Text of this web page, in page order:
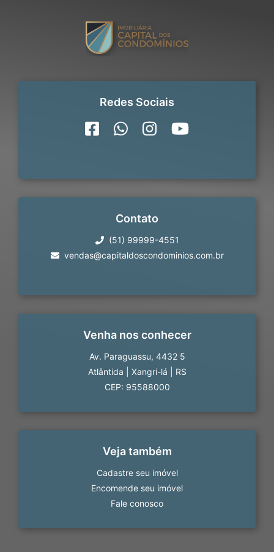
Redes Sociais
Contato
(51) 99999-4551
vendas@capitaldoscondominios.com.br
Venha nos conhecer
Av. Paraguassu, 4432 5
Atlântida
Xangri-lá
RS
CEP: 95588000
Veja também
Cadastre seu imóvel
Encomende seu imóvel
Fale conosco